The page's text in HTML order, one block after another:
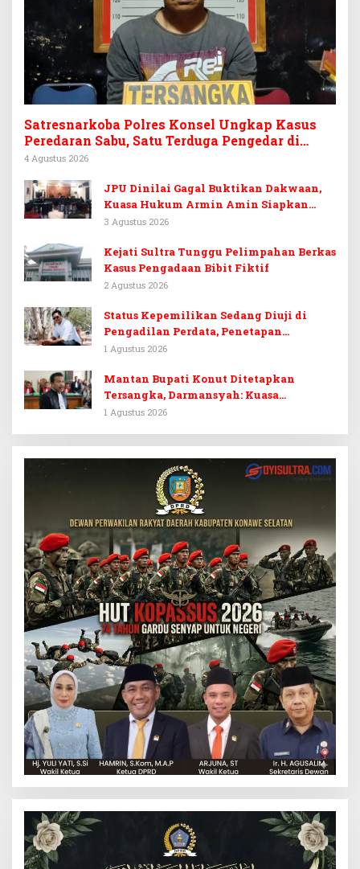
Satresnarkoba Polres Konsel Ungkap Kasus
Peredaran Sabu, Satu Terduga Pengedar di
Tinanggea Ditangkap
4 Agustus 2026
JPU Dinilai Gagal Buktikan Dakwaan,
Kuasa Hukum Armin Amin Siapkan
Pledoi dan Minta Putusan Bebas
3 Agustus 2026
Kejati Sultra Tunggu Pelimpahan Berkas
Kasus Pengadaan Bibit Fiktif
2 Agustus 2026
Status Kepemilikan Sedang Diuji di
Pengadilan Perdata, Penetapan
Tersangka Dr. Ruksamin Dinilai
1 Agustus 2026
Mantan Bupati Konut Ditetapkan
Tersangka, Darmansyah: Kuasa
Hukumnya Diduga Kebingungan
1 Agustus 2026